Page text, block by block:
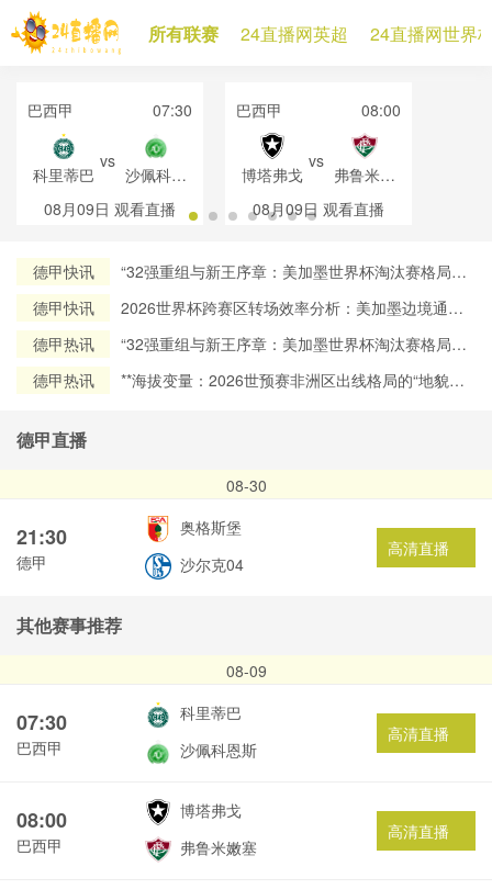
所有联赛 24直播网英超 24直播网世界
巴西甲 07:30
科里蒂巴
vs
沙佩科恩
斯
08月09日 观看直播
巴西甲 08:00
博塔弗戈
vs
弗鲁米嫩
塞
08月09日 观看直播
德甲快讯
“32强重组与新王序章：美加墨世界杯淘汰赛格局再
德甲快讯
2026世界杯跨赛区转场效率分析：美加墨边境通关
德甲热讯
“32强重组与新王序章：美加墨世界杯淘汰赛格局再
德甲热讯
**海拔变量：2026世预赛非洲区出线格局的“地貌暗
德甲直播
08-30
21:30
德甲
奥格斯堡
沙尔克04
高清直播
其他赛事推荐
08-09
07:30
巴西甲
科里蒂巴
沙佩科恩斯
高清直播
08:00
巴西甲
博塔弗戈
弗鲁米嫩塞
高清直播